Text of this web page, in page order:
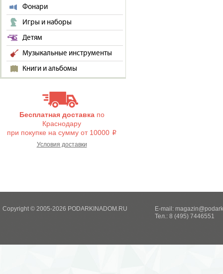
Фонари
Игры и наборы
Детям
Музыкальные инструменты
Книги и альбомы
Бесплатная доставкапо
Краснодару
при покупке на сумму от 10000 i
Условия доставки
Copyright © 2005-2026 PODARKINADOM.RU E-mail:
Тел.: 8 (495) 7446551